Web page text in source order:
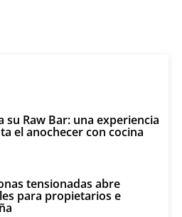
su Raw Bar: una experiencia
el anochecer con cocina
tensionadas abre
para propietarios e